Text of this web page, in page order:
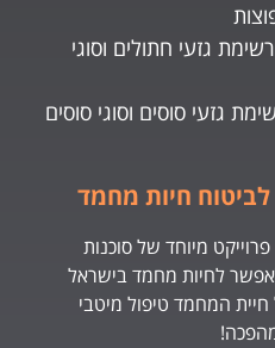
גזעי חתולים וסוגי
גזעי סוסים וסוגי סוסים
חיות מחמד
מיוחד של סוכנות
לחיות מחמד בישראל
המחמד טיפול מיטבי